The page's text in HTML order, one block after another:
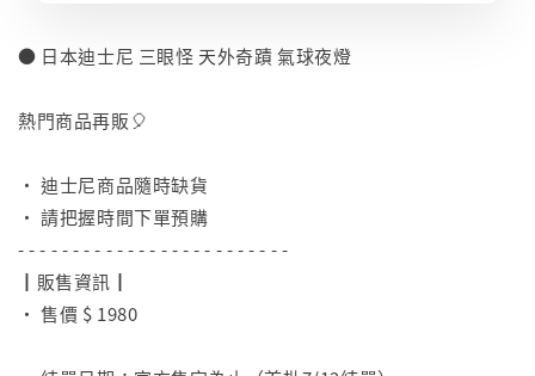
● 日本迪士尼 三眼怪 天外奇蹟 氣球夜燈
熱門商品再販🎈
• 迪士尼商品隨時缺貨
• 請把握時間下單預購
- - - - - - - - - - - - - - - - - - - - - - - - -
┃販售資訊┃
• 售價 $ 1980